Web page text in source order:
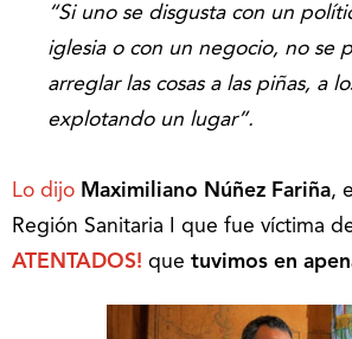
“Si uno se disgusta con un
iglesia o con un negocio, no se
arreglar las cosas a las piñas, a
explotando un lugar”.
Lo dijo Maximiliano Núñez Fariña,
Región Sanitaria I que fue víctima
ATENTADOS! que tuvimos en